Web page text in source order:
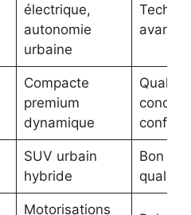
électrique,
autonomie
urbaine
Compacte
premium
dynamique
Qualité
confort
SUV urbain
hybride
Bon
qualité-
Motorisations